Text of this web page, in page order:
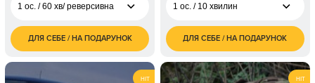
1 ос. / 60 хв/ реверсивна
1 ос. / 60 хв/
реверсивна
грн
1 ос. / 60 хв/ кільцева
1 250
ДЛЯ СЕБЕ / НА ПОДАРУНОК
1 ос. / 10 хвилин
3 800
грн
ДЛЯ СЕБЕ / НА ПОДАРУНОК
HIT HIT